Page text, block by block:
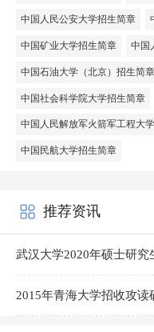
中国人民公安大学招生简章
中国矿业大学招生简章 中国
中国石油大学（北京）招生简章
中国社会科学院大学招生简章
中国人民解放军火箭军工程大
中国民航大学招生简章
推荐资讯
武汉大学2020年硕士研
2015年青海大学招收攻